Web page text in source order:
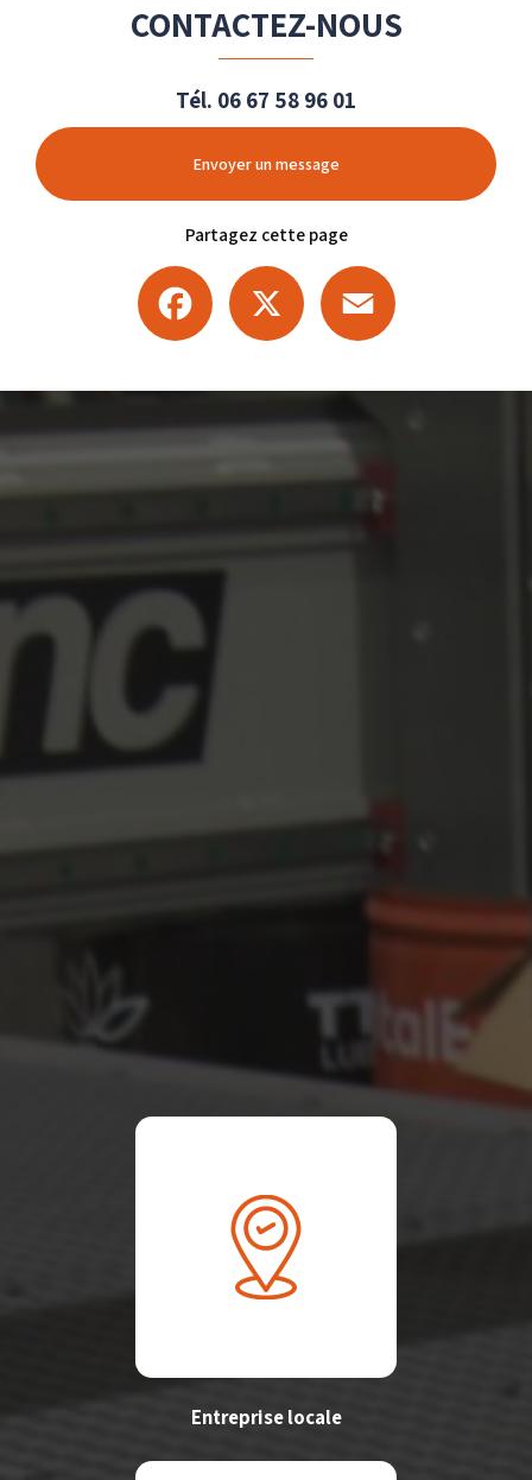
CONTACTEZ-NOUS
Tél. 06 67 58 96 01
Envoyer un message
Partagez cette page
Facebook
Entreprise locale